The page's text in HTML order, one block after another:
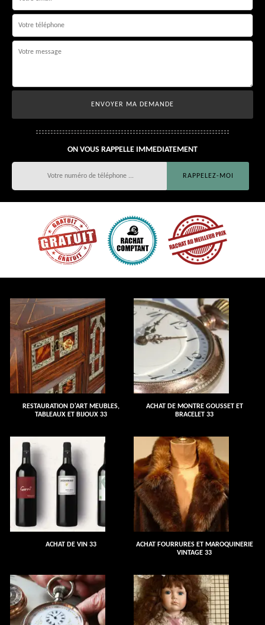
ON VOUS RAPPELLE IMMEDIATEMENT
RESTAURATION D'ART MEUBLES,
TABLEAUX ET BIJOUX 33
ACHAT DE MONTRE GOUSSET ET
BRACELET 33
ACHAT DE VIN 33
ACHAT FOURRURES ET MAROQUINERIE
VINTAGE 33